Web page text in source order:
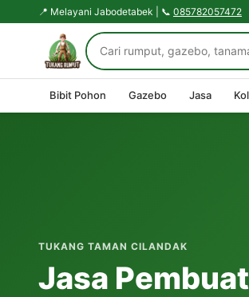
📍 Melayani Jabodetabek | 📞 085782057472
Bibit Pohon Gazebo Jasa
TUKANG TAMAN CILANDAK
Jasa